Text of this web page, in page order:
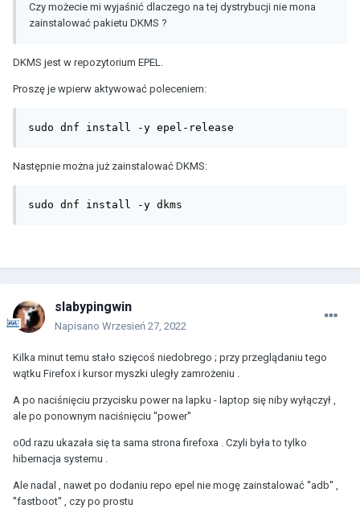
Czy możecie mi wyjaśnić dlaczego na tej dystrybucji nie mona
zainstalować pakietu DKMS ?
DKMS jest w repozytorium EPEL.
Proszę je wpierw aktywować poleceniem:
sudo dnf install -y epel-release
Następnie można już zainstalować DKMS:
sudo dnf install -y dkms
slabypingwin
Napisano Wrzesień 27, 2022
Kilka minut temu stało szięcoś niedobrego ; przy przeglądaniu tego
wątku Firefox i kursor myszki uległy zamrożeniu .
A po naciśnięciu przycisku power na lapku - laptop się niby wyłączył ,
ale po ponownym naciśnięciu ''power''
o0d razu ukazała się ta sama strona firefoxa . Czyli była to tylko
hibernacja systemu .
Ale nadal , nawet po dodaniu repo epel nie mogę zainstalować ''adb'' ,
''fastboot'' , czy po prostu